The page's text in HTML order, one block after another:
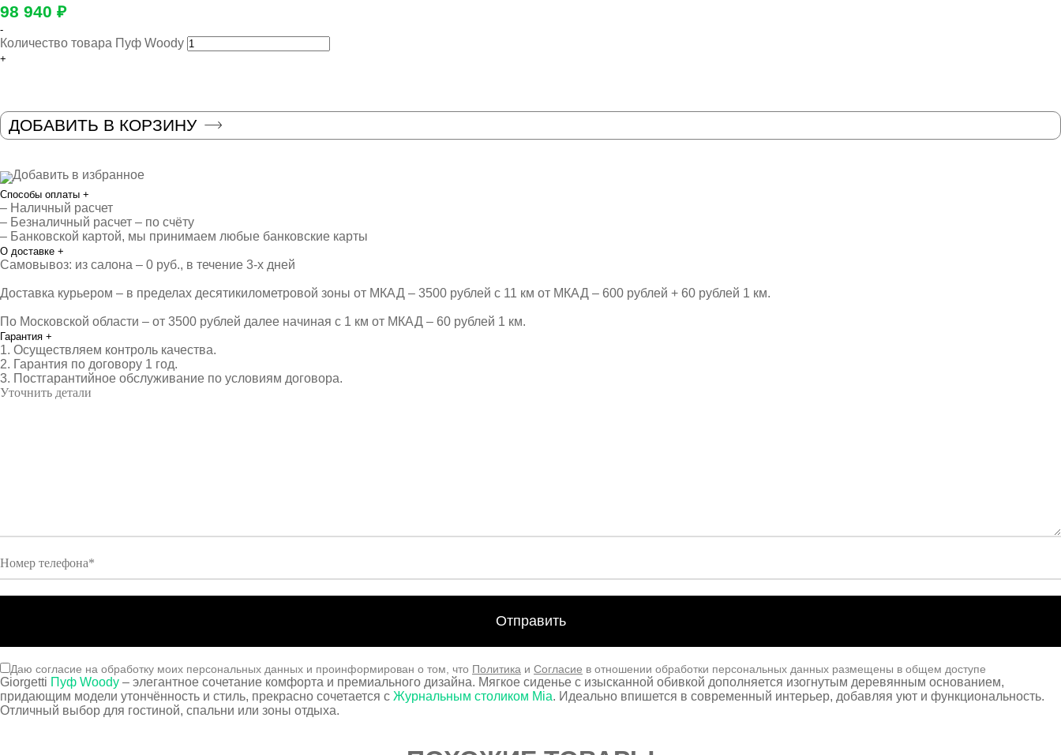
98 940 ₽
-
Количество товара Пуф Woody
+
ДОБАВИТЬ В КОРЗИНУ
Добавить в избранное
Способы оплаты +
– Наличный расчет
– Безналичный расчет – по счёту
– Банковской картой, мы принимаем любые банковские карты
О доставке +
Самовывоз: из салона – 0 руб., в течение 3-х дней
Доставка курьером – в пределах десятикилометровой зоны от МКАД – 3500 рублей с 11 км от МКАД – 600 рублей + 60 рублей 1 км.
По Московской области – от 3500 рублей далее начиная с 1 км от МКАД – 60 рублей 1 км.
Гарантия +
1. Осуществляем контроль качества.
2. Гарантия по договору 1 год.
3. Постгарантийное обслуживание по условиям договора.
Даю согласие на обработку моих персональных данных и проинформирован о том, что Политика и Согласие в отношении обработки персональных данных размещены в общем доступе
Giorgetti Пуф Woody – элегантное сочетание комфорта и премиального дизайна. Мягкое сиденье с изысканной обивкой дополняется изогнутым деревянным основанием,
придающим модели утончённость и стиль, прекрасно сочетается с Журнальным столиком Mia. Идеально впишется в современный интерьер, добавляя уют и функциональность.
Отличный выбор для гостиной, спальни или зоны отдыха.